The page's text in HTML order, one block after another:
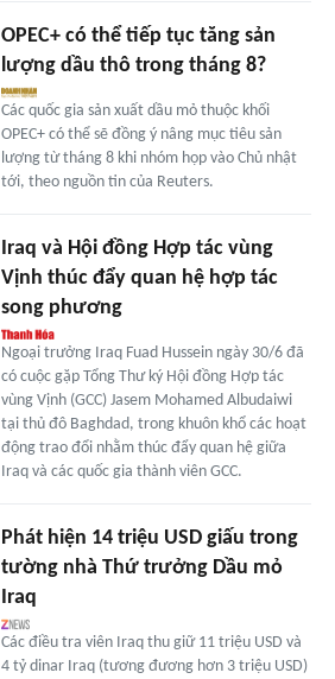
OPEC+ có thể tiếp tục tăng sản
lượng dầu thô trong tháng 8?
Các quốc gia sản xuất dầu mỏ thuộc khối
OPEC+ có thể sẽ đồng ý nâng mục tiêu sản
lượng từ tháng 8 khi nhóm họp vào Chủ nhật
tới, theo nguồn tin của Reuters.
Iraq và Hội đồng Hợp tác vùng
Vịnh thúc đẩy quan hệ hợp tác
song phương
Ngoại trưởng Iraq Fuad Hussein ngày 30/6 đã
có cuộc gặp Tổng Thư ký Hội đồng Hợp tác
vùng Vịnh (GCC) Jasem Mohamed Albudaiwi
tại thủ đô Baghdad, trong khuôn khổ các hoạt
động trao đổi nhằm thúc đẩy quan hệ giữa
Iraq và các quốc gia thành viên GCC.
Phát hiện 14 triệu USD giấu trong
tường nhà Thứ trưởng Dầu mỏ
Iraq
Các điều tra viên Iraq thu giữ 11 triệu USD và
4 tỷ dinar Iraq (tương đương hơn 3 triệu USD)